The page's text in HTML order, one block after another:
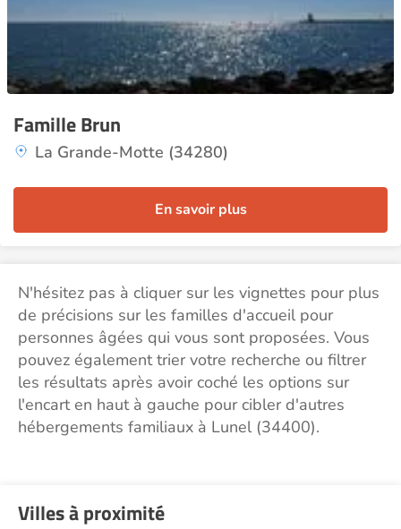
Famille Brun
La Grande-Motte (34280)
En savoir plus
N'hésitez pas à cliquer sur les vignettes pour plus
de précisions sur les familles d'accueil pour
personnes âgées qui vous sont proposées. Vous
pouvez également trier votre recherche ou filtrer
les résultats après avoir coché les options sur
l'encart en haut à gauche pour cibler d'autres
hébergements familiaux à Lunel (34400).
Villes à proximité